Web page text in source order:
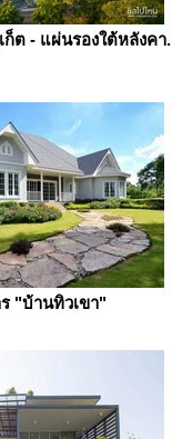
ก็ต - แผ่นรองใต้หลังคา.
"บ้านทิวเขา"